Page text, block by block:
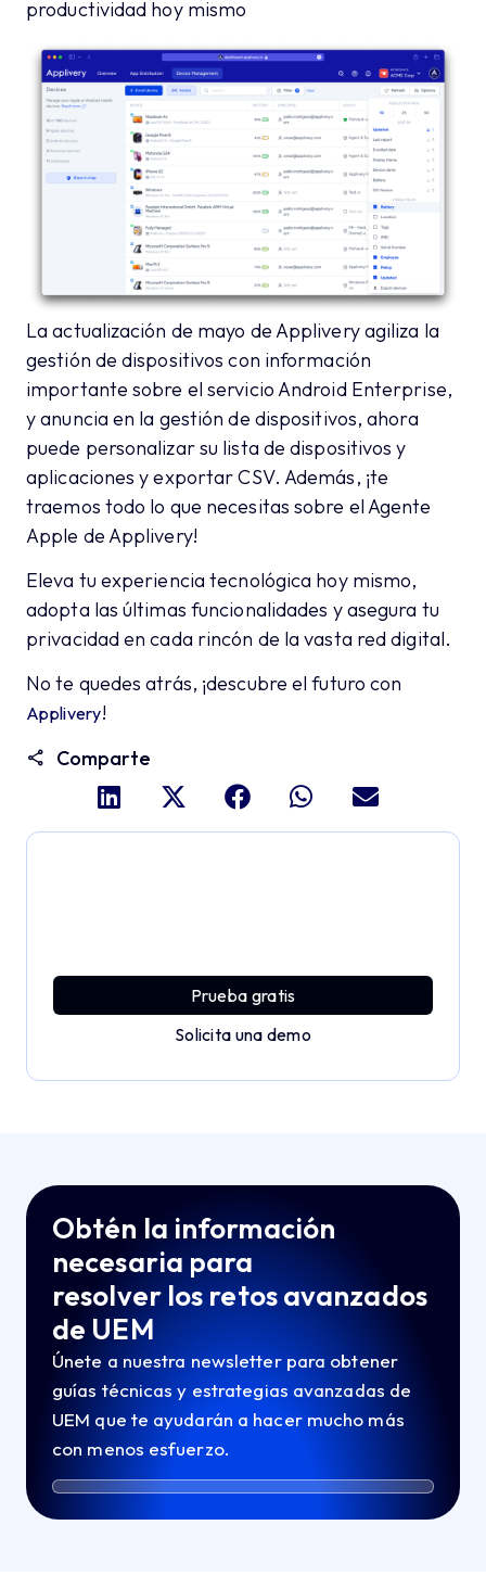
productividad hoy mismo
La actualización de mayo de Applivery agiliza la
gestión de dispositivos con información
importante sobre el servicio Android Enterprise,
y anuncia en la gestión de dispositivos, ahora
puede personalizar su lista de dispositivos y
aplicaciones y exportar CSV. Además, ¡te
traemos todo lo que necesitas sobre el Agente
Apple de Applivery!
Eleva tu experiencia tecnológica hoy mismo,
adopta las últimas funcionalidades y asegura tu
privacidad en cada rincón de la vasta red digital.
No te quedes atrás, ¡descubre el futuro con
Applivery!
Comparte
Prueba gratis
Solicita una demo
Obtén la información
necesaria para
resolver los retos avanzados
de UEM
Únete a nuestra newsletter para obtener
guías técnicas y estrategias avanzadas de
UEM que te ayudarán a hacer mucho más
con menos esfuerzo.